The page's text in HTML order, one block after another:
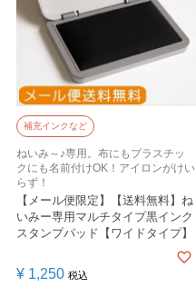
補充インクなど
ねいみ～♪専用。布にもプラスチッ
クにも名前付けOK！アイロンがけい
らず！
【メール便限定】【送料無料】ね
いみー専用マルチタイプ黒インク
スタンプパッド【ワイドタイプ】
¥ 1,250 税込